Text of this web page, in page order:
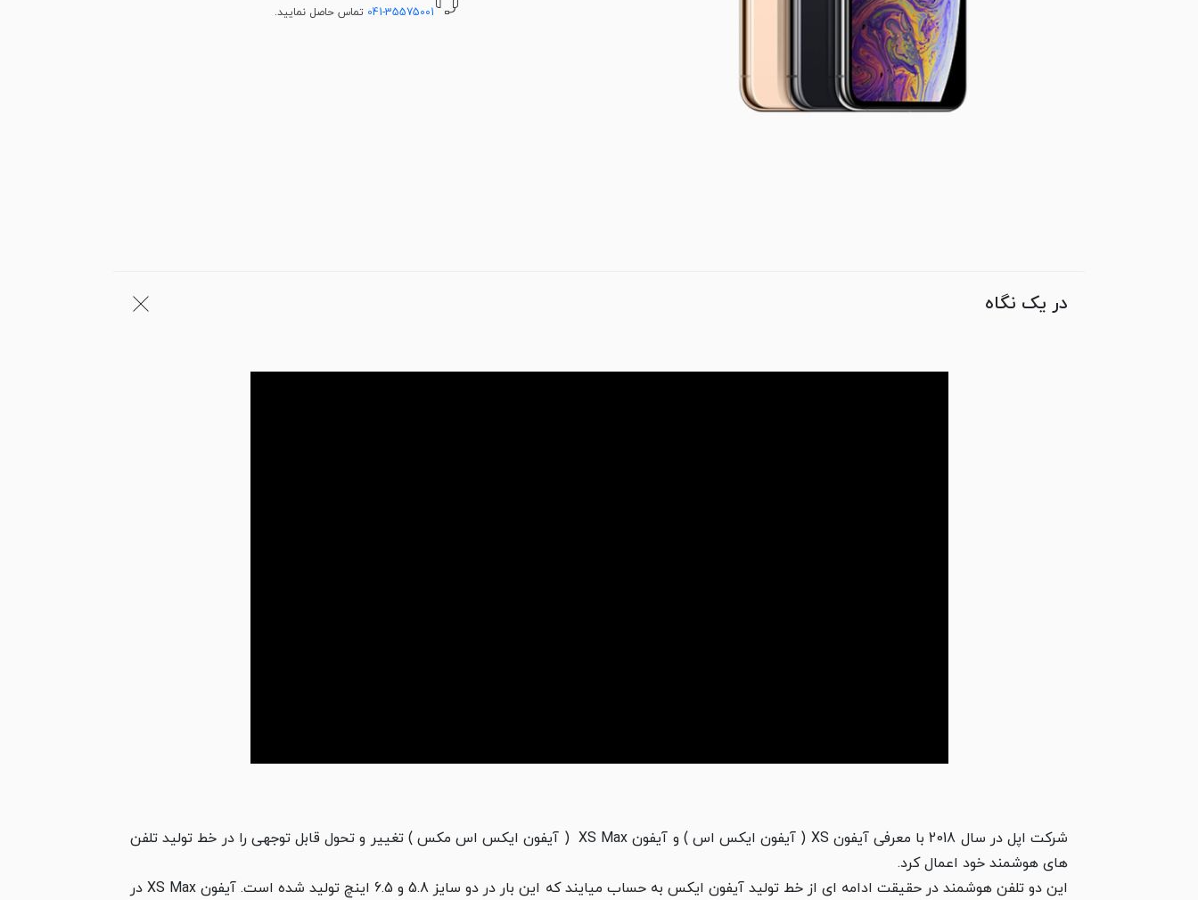
041-35575001 تماس حاصل نمایید.
در یک نگاه
شرکت اپل در سال 2018 با معرفی آیفون XS ( آیفون ایکس اس ) و آیفون XS Max ( آیفون ایکس اس مکس ) تغییر و تحول قابل توجهی را در خط تولید تلفن
های هوشمند خود اعمال کرد.
این دو تلفن هوشمند در حقیقت ادامه ای از خط تولید آیفون ایکس به حساب میایند که این بار در دو سایز 5.8 و 6.5 اینچ تولید شده است. آیفون XS Max در